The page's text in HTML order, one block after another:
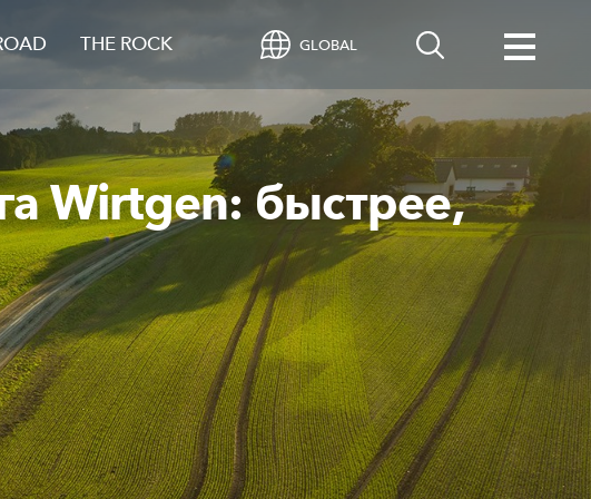
THE ROCK GLOBAL
Wirtgen: быстрее,